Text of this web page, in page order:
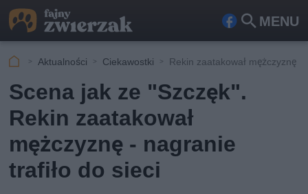
MENU
Fa
ook
Szu
kaj
Aktualności Ciekawostki Rekin zaatakował mężczyznę
Scena jak ze "Szczęk".
Rekin zaatakował
mężczyznę - nagranie
trafiło do sieci